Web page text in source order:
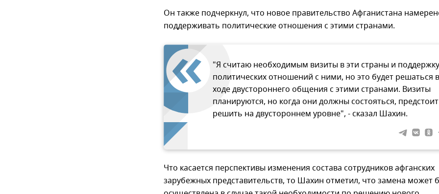
Он также подчеркнул, что новое правительство Афганистана
поддерживать политические отношения с этими странами.
"Я считаю необходимым визиты в эти страны и поддержку
политических отношений с ними, но это будет решаться в
ходе двустороннего общения с этими странами. Визиты
планируются, но когда они должны состояться, предстоит
решить на двустороннем уровне", - сказал Шахин.
Что касается перспективы изменения состава сотрудников афганских
зарубежных представительств, то Шахин отметил, что замена может